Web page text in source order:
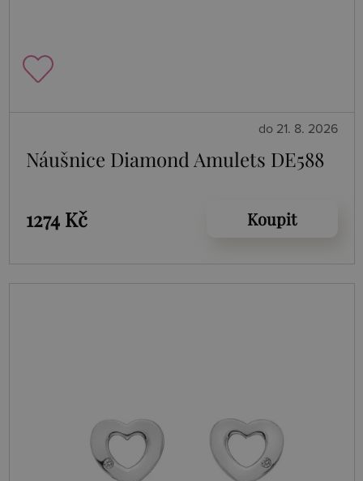
do 21. 8. 2026
Náušnice Diamond Amulets DE588
1274 Kč Koupit